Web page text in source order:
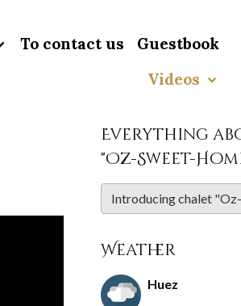
To contact us
Guestbook
Videos
Everything
"Oz-Sweet-
Weather
Huez